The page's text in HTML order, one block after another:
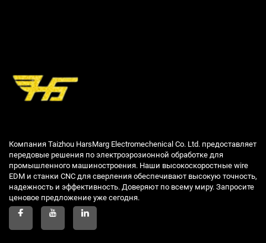
Компания Taizhou HarsMarg Electromechenical Co. Ltd. предоставляет
передовые решения по электроэрозионной обработке для
промышленного машиностроения. Наши высокоскоростные wire
EDM и станки CNC для сверления обеспечивают высокую точность,
надежность и эффективность. Доверяют по всему миру. Запросите
ценовое предложение уже сегодня.